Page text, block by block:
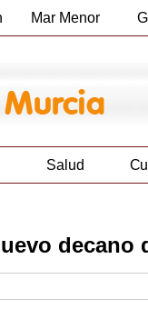
Mar Menor
Salud
decano